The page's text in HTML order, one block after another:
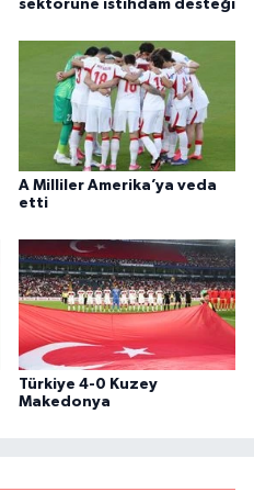
sektörüne istihdam desteği
A Milliler Amerika’ya veda
etti
Türkiye 4-0 Kuzey
Makedonya